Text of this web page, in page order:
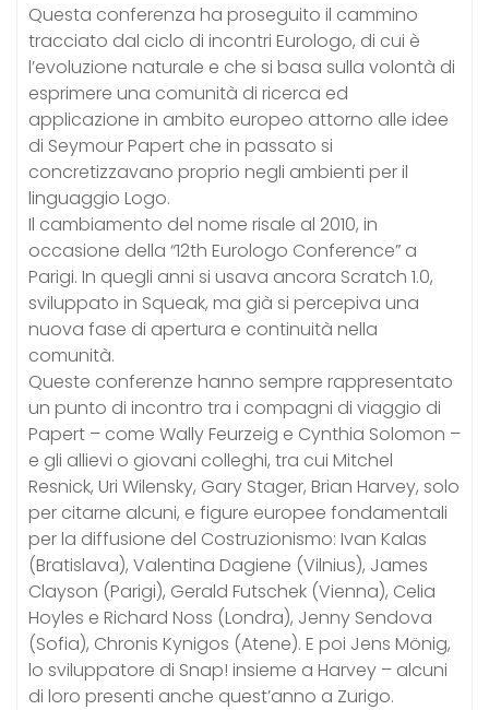
Questa conferenza ha proseguito il cammino
tracciato dal ciclo di incontri Eurologo, di cui è
l’evoluzione naturale e che si basa sulla volontà di
esprimere una comunità di ricerca ed
applicazione in ambito europeo attorno alle idee
di Seymour Papert che in passato si
concretizzavano proprio negli ambienti per il
linguaggio Logo.
Il cambiamento del nome risale al 2010, in
occasione della “12th Eurologo Conference” a
Parigi. In quegli anni si usava ancora Scratch 1.0,
sviluppato in Squeak, ma già si percepiva una
nuova fase di apertura e continuità nella
comunità.
Queste conferenze hanno sempre rappresentato
un punto di incontro tra i compagni di viaggio di
Papert – come Wally Feurzeig e Cynthia Solomon –
e gli allievi o giovani colleghi, tra cui Mitchel
Resnick, Uri Wilensky, Gary Stager, Brian Harvey, solo
per citarne alcuni, e figure europee fondamentali
per la diffusione del Costruzionismo: Ivan Kalas
(Bratislava), Valentina Dagiene (Vilnius), James
Clayson (Parigi), Gerald Futschek (Vienna), Celia
Hoyles e Richard Noss (Londra), Jenny Sendova
(Sofia), Chronis Kynigos (Atene). E poi Jens Mönig,
lo sviluppatore di Snap! insieme a Harvey – alcuni
di loro presenti anche quest’anno a Zurigo.